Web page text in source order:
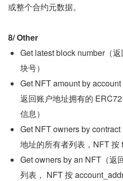
或整个合约元数据。
8/ Other
Get latest block number（
块号）
Get NFT amount by
返回账户地址拥有的
信息）
Get NFT owners by
地址的所有者列表，NFT 按
Get owners by an NFT（返
列表， NFT 按